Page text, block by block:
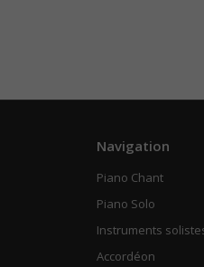
Navigation
Piano Chant
Piano Solo
Instruments
Accordéon